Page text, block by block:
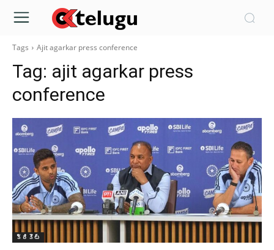
Tags Ajit agarkar press conference
Tag: ajit agarkar press
conference
క్రికెట్‌